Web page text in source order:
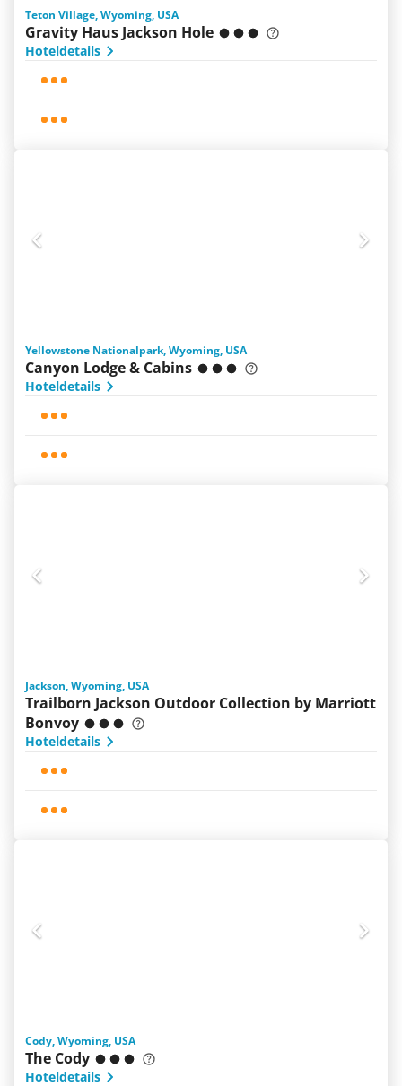
Teton Village, Wyoming, USA
Gravity Haus Jackson Hole
Hoteldetails
Yellowstone Nationalpark, Wyoming, USA
Canyon Lodge & Cabins
Hoteldetails
Jackson, Wyoming, USA
Trailborn Jackson Outdoor Collection by Marriott
Bonvoy
Hoteldetails
Cody, Wyoming, USA
The Cody
Hoteldetails